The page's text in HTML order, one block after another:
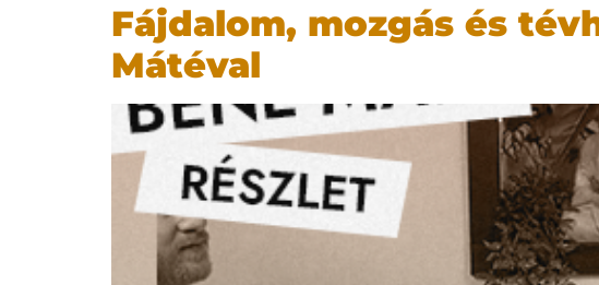
Fájdalom, mozgás és
Mátéval